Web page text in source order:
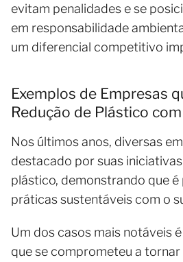
evitam penalidades e se
em responsabilidade
um diferencial competitivo
Exemplos de Empresas
Redução de Plástico
Nos últimos anos, diversas
destacado por suas
plástico, demonstrando que é
práticas sustentáveis com o
Um dos casos mais notáveis
que se comprometeu a tornar